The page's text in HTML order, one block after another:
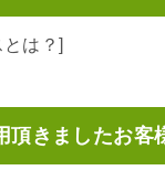
は？]
頂きましたお客